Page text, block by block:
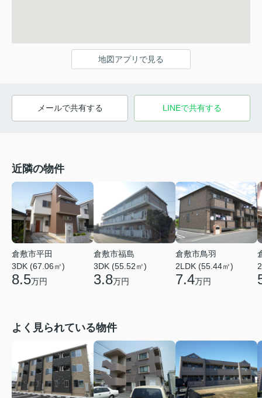
地図アプリで見る
メールで共有する LINEで共有する
近隣の物件
倉敷市平田
3DK (67.06㎡)
8.5万円
倉敷市福島
3DK (55.52㎡)
3.8万円
倉敷市鳥羽
2LDK (55.44㎡)
7.4万円
よく見られている物件